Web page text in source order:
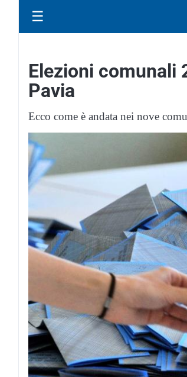
☰
Elezioni comunali
Pavia
Ecco come è andata nei nove